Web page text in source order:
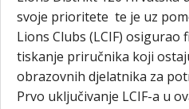
svoje prioritete te je uz
Lions Clubs (LCIF) osigurao
tiskanje priručnika koji
obrazovnih djelatnika za
Prvo uključivanje LCIF-a u